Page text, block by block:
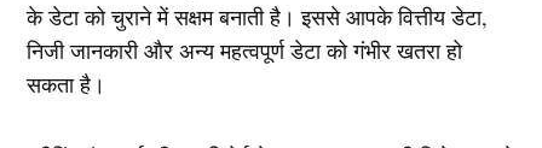
के डेटा को चुराने में सक्षम बनाती है। इससे आपके वित्तीय डेटा,
निजी जानकारी और अन्य महत्वपूर्ण डेटा को गंभीर खतरा हो
सकता है।